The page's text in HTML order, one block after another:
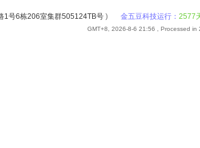
1号6栋206室集群505124TB号) 金五豆科技运行： 2577
GMT+8, 2026-8-6 21:56 , Processed in